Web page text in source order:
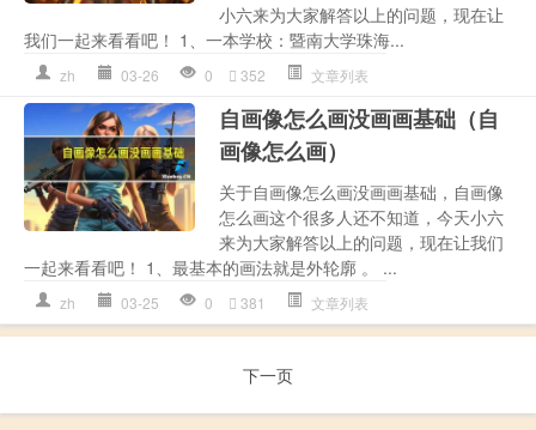
小六来为大家解答以上的问题，现在让
我们一起来看看吧！ 1、一本学校：暨南大学珠海...
zh 03-26 0 352 文章列表
自画像怎么画没画画基础（自
画像怎么画）
关于自画像怎么画没画画基础，自画像
怎么画这个很多人还不知道，今天小六
来为大家解答以上的问题，现在让我们
一起来看看吧！ 1、最基本的画法就是外轮廓 。 ...
zh 03-25 0 381 文章列表
下一页